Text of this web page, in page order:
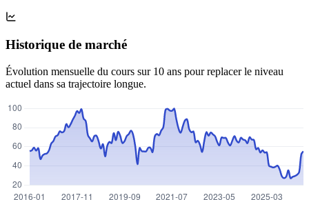
Historique de marché
Évolution mensuelle du cours sur 10 ans pour replacer le niveau
actuel dans sa trajectoire longue.